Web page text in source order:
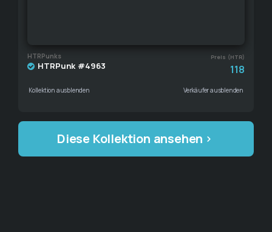
HTRPunks Preis (HTR)
HTRPunk #4963 118
Kollektion ausblenden Verkäufer ausblenden
Diese Kollektion ansehen